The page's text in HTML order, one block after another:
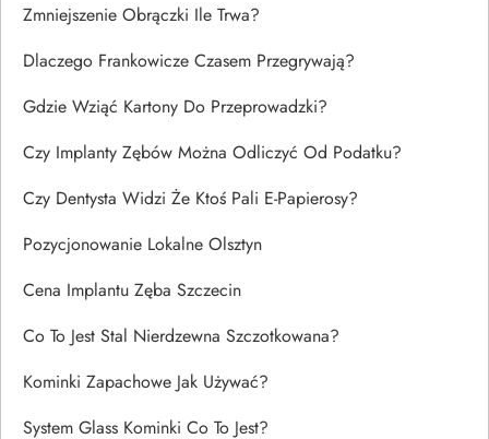
Zmniejszenie Obrączki Ile Trwa?
Dlaczego Frankowicze Czasem Przegrywają?
Gdzie Wziąć Kartony Do Przeprowadzki?
Czy Implanty Zębów Można Odliczyć Od Podatku?
Czy Dentysta Widzi Że Ktoś Pali E-Papierosy?
Pozycjonowanie Lokalne Olsztyn
Cena Implantu Zęba Szczecin
Co To Jest Stal Nierdzewna Szczotkowana?
Kominki Zapachowe Jak Używać?
System Glass Kominki Co To Jest?